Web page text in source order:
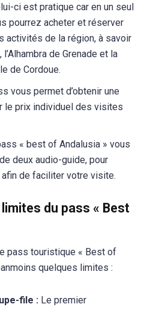
ci est pratique car en un seul
pourrez acheter et réserver
activités de la région, à savoir
l’Alhambra de Grenade et la
de Cordoue.
vous permet d’obtenir une
le prix individuel des visites
« best of Andalusia » vous
deux audio-guide, pour
afin de faciliter votre visite.
du pass « Best
pass touristique « Best of
quelques limites :
file : Le premier